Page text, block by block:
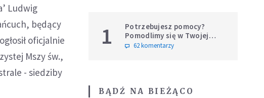
Ludwig
będący
oficjalnie
Mszy św.,
- siedziby
1
Potrzebujesz pomocy?
Pomodlimy się w Twojej
intencji
62 komentarzy
BĄDŹ NA BIEŻĄCO